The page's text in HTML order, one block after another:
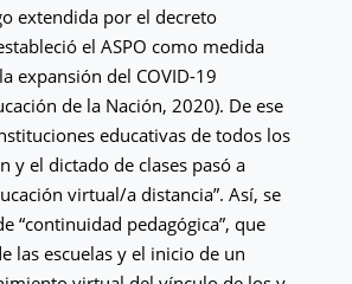
extendida por el decreto
el ASPO como medida
expansión del COVID-19
de la Nación, 2020). De ese
educativas de todos los
y el dictado de clases pasó a
virtual/a distancia”. Así, se
“continuidad pedagógica”, que
las escuelas y el inicio de un